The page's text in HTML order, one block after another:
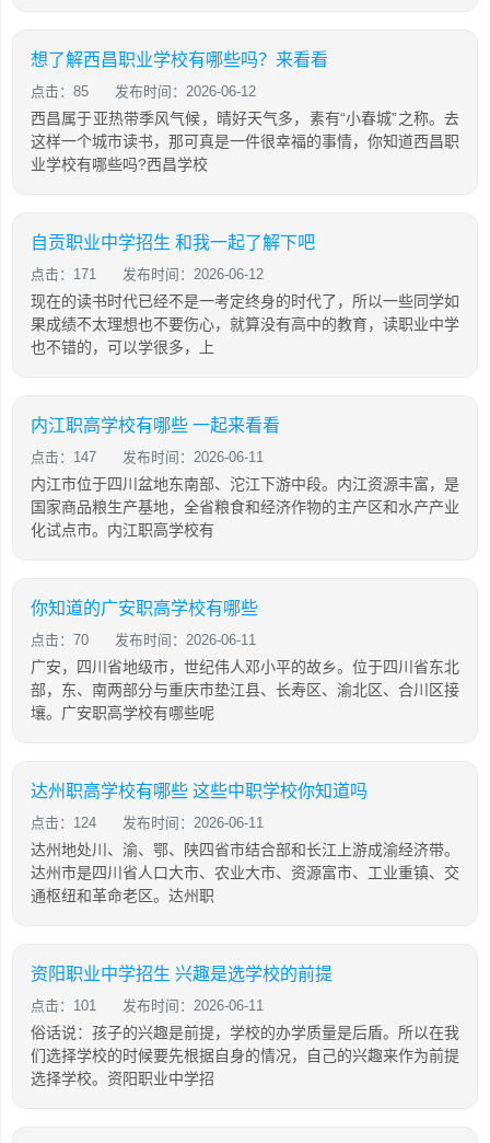
想了解西昌职业学校有哪些吗？来看看
点击：85 发布时间：2026-06-12
西昌属于亚热带季风气候，晴好天气多，素有“小春城”之称。去
这样一个城市读书，那可真是一件很幸福的事情，你知道西昌职
业学校有哪些吗?西昌学校
自贡职业中学招生 和我一起了解下吧
点击：171 发布时间：2026-06-12
现在的读书时代已经不是一考定终身的时代了，所以一些同学如
果成绩不太理想也不要伤心，就算没有高中的教育，读职业中学
也不错的，可以学很多，上
内江职高学校有哪些 一起来看看
点击：147 发布时间：2026-06-11
内江市位于四川盆地东南部、沱江下游中段。内江资源丰富，是
国家商品粮生产基地，全省粮食和经济作物的主产区和水产产业
化试点市。内江职高学校有
你知道的广安职高学校有哪些
点击：70 发布时间：2026-06-11
广安，四川省地级市，世纪伟人邓小平的故乡。位于四川省东北
部，东、南两部分与重庆市垫江县、长寿区、渝北区、合川区接
壤。广安职高学校有哪些呢
达州职高学校有哪些 这些中职学校你知道吗
点击：124 发布时间：2026-06-11
达州地处川、渝、鄂、陕四省市结合部和长江上游成渝经济带。
达州市是四川省人口大市、农业大市、资源富市、工业重镇、交
通枢纽和革命老区。达州职
资阳职业中学招生 兴趣是选学校的前提
点击：101 发布时间：2026-06-11
俗话说：孩子的兴趣是前提，学校的办学质量是后盾。所以在我
们选择学校的时候要先根据自身的情况，自己的兴趣来作为前提
选择学校。资阳职业中学招